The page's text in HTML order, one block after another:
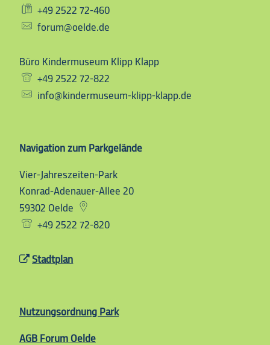
+49 2522 72-460
forum@oelde.de
Büro Kindermuseum Klipp Klapp
+49 2522 72-822
info@kindermuseum-klipp-klapp.de
Navigation zum Parkgelände
Vier-Jahreszeiten-Park
Konrad-Adenauer-Allee 20
59302 Oelde
+49 2522 72-820
Stadtplan
Nutzungsordnung Park
AGB Forum Oelde